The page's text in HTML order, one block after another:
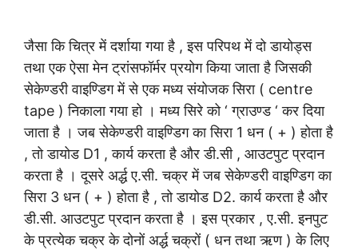
जैसा कि चित्र में दर्शाया गया है , इस परिपथ में दो डायोड्स
तथा एक ऐसा मेन ट्रांसफॉर्मर प्रयोग किया जाता है जिसकी
सेकेण्डरी वाइण्डिग में से एक मध्य संयोजक सिरा ( centre
tape ) निकाला गया हो । मध्य सिरे को ‘ ग्राउण्ड ‘ कर दिया
जाता है । जब सेकेण्डरी वाइण्डिग का सिरा 1 धन ( + ) होता है
, तो डायोड D1 , कार्य करता है और डी.सी , आउटपुट प्रदान
करता है । दूसरे अर्द्ध ए.सी. चक्र में जब सेकेण्डरी वाइण्डिग का
सिरा 3 धन ( + ) होता है , तो डायोड D2. कार्य करता है और
डी.सी. आउटपुट प्रदान करता है । इस प्रकार , ए.सी. इनपुट
के प्रत्येक चक्र के दोनों अर्द्ध चक्रों ( धन तथा ऋण ) के लिए